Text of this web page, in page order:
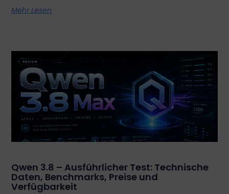
Mehr Lesen
Qwen 3.8 – Ausführlicher Test: Technische
Daten, Benchmarks, Preise und
Verfügbarkeit